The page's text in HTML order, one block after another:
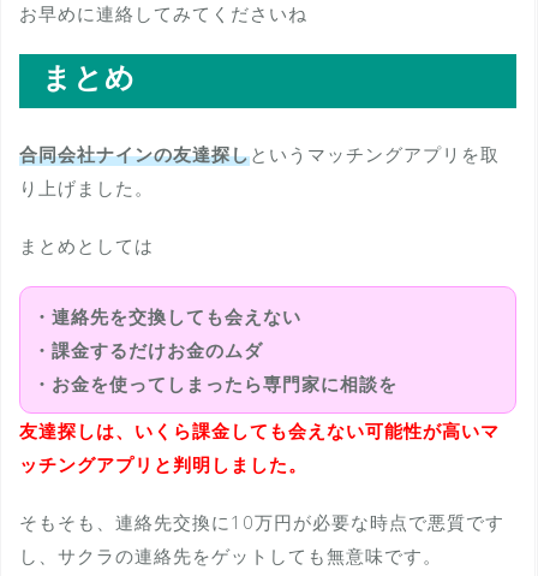
お早めに連絡してみてくださいね
まとめ
合同会社ナインの友達探しというマッチングアプリを取
り上げました。
まとめとしては
・連絡先を交換しても会えない
・課金するだけお金のムダ
・お金を使ってしまったら専門家に相談を
友達探しは、いくら課金しても会えない可能性が高いマ
ッチングアプリと判明しました。
そもそも、連絡先交換に10万円が必要な時点で悪質です
し、サクラの連絡先をゲットしても無意味です。